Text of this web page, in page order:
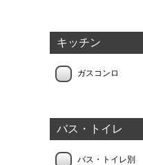
キッチン
ガスコンロ
バス・トイレ
バス・トイレ別